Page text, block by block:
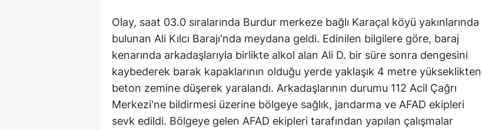
Olay, saat 03.0 sıralarında Burdur merkeze bağlı Karaçal köyü yakınlarında
bulunan Ali Kılcı Barajı'nda meydana geldi. Edinilen bilgilere göre, baraj
kenarında arkadaşlarıyla birlikte alkol alan Ali D. bir süre sonra dengesini
kaybederek barak kapaklarının olduğu yerde yaklaşık 4 metre yükseklikten
beton zemine düşerek yaralandı. Arkadaşlarının durumu 112 Acil Çağrı
Merkezi'ne bildirmesi üzerine bölgeye sağlık, jandarma ve AFAD ekipleri
sevk edildi. Bölgeye gelen AFAD ekipleri tarafından yapılan çalışmalar